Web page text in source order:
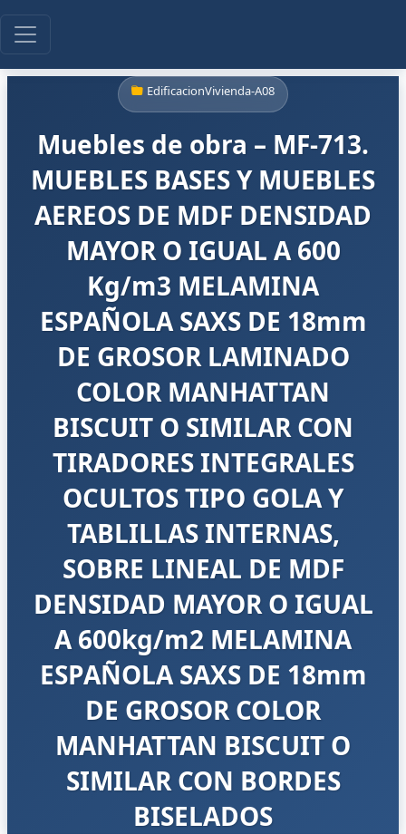
EdificacionVivienda-A08
Muebles de obra – MF-713.
MUEBLES BASES Y MUEBLES
AEREOS DE MDF DENSIDAD
MAYOR O IGUAL A 600
Kg/m3 MELAMINA
ESPAÑOLA SAXS DE 18mm
DE GROSOR LAMINADO
COLOR MANHATTAN
BISCUIT O SIMILAR CON
TIRADORES INTEGRALES
OCULTOS TIPO GOLA Y
TABLILLAS INTERNAS,
SOBRE LINEAL DE MDF
DENSIDAD MAYOR O IGUAL
A 600kg/m2 MELAMINA
ESPAÑOLA SAXS DE 18mm
DE GROSOR COLOR
MANHATTAN BISCUIT O
SIMILAR CON BORDES
BISELADOS